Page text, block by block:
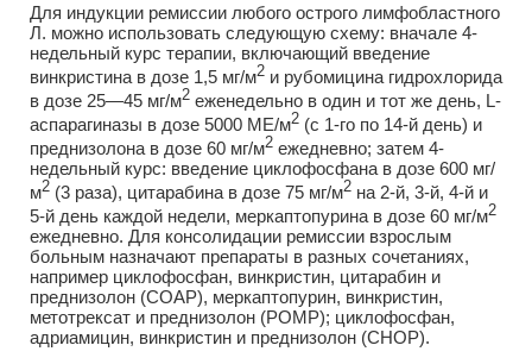
Для индукции ремиссии любого острого лимфобластного
Л. можно использовать следующую схему: вначале 4-
недельный курс терапии, включающий введение
винкристина в дозе 1,5 мг/м2 и рубомицина гидрохлорида
в дозе 25—45 мг/м2 еженедельно в один и тот же день, L-
аспарагиназы в дозе 5000 МЕ/м2 (с 1-го по 14-й день) и
преднизолона в дозе 60 мг/м2 ежедневно; затем 4-
недельный курс: введение циклофосфана в дозе 600 мг/
м2 (3 раза), цитарабина в дозе 75 мг/м2 на 2-й, 3-й, 4-й и
5-й день каждой недели, меркаптопурина в дозе 60 мг/м2
ежедневно. Для консолидации ремиссии взрослым
больным назначают препараты в разных сочетаниях,
например циклофосфан, винкристин, цитарабин и
преднизолон (СОАР), меркаптопурин, винкристин,
метотрексат и преднизолон (POMP); циклофосфан,
адриамицин, винкристин и преднизолон (CHOP).